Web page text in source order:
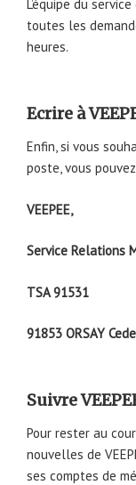
L’équipe du
toutes les
heures.
Ecrire à
Enfin, si vous
poste, vous
VEEPEE,
Service Relations
TSA 91531
91853 ORSAY
Suivre
Pour rester au
nouvelles de
ses comptes de